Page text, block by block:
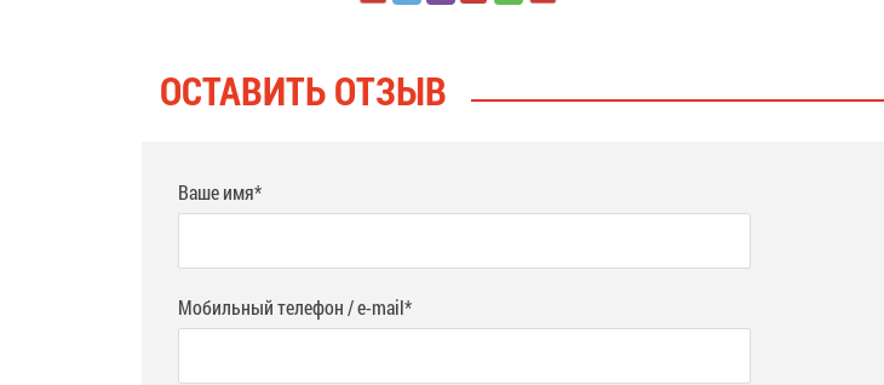
ОСТАВИТЬ ОТЗЫВ
Ваше имя*
Мобильный телефон / e-mail*